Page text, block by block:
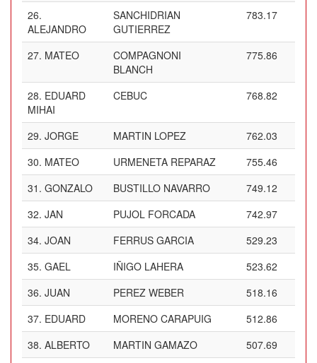
26.
ALEJANDRO
SANCHIDRIAN
GUTIERREZ
783.17
27. MATEO
COMPAGNONI
BLANCH
775.86
28. EDUARD
MIHAI
CEBUC 768.82
29. JORGE MARTIN LOPEZ
762.03
30. MATEO URMENETA REPARAZ
755.46
31. GONZALO BUSTILLO NAVARRO
749.12
32. JAN PUJOL FORCADA
742.97
34. JOAN FERRUS GARCIA
529.23
35. GAEL IÑIGO LAHERA
523.62
36. JUAN PEREZ WEBER
518.16
37. EDUARD MORENO CARAPUIG
512.86
38. ALBERTO MARTIN GAMAZO
507.69